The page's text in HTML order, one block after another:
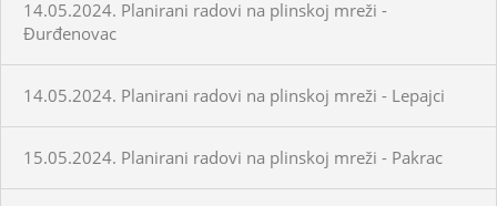
14.05.2024. Planirani radovi na plinskoj mreži -
Đurđenovac
14.05.2024. Planirani radovi na plinskoj mreži - Lepajci
15.05.2024. Planirani radovi na plinskoj mreži - Pakrac